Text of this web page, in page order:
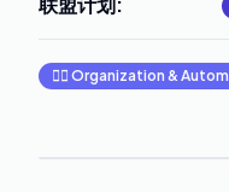
🧞‍♂️ Organization &